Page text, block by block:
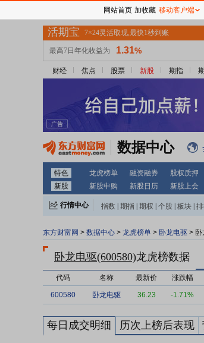
财经 焦点 股票 新股 期指
数据中心
特色 龙虎榜单 融资融券 股权质押
新股
新股申购 新股日历 新股上会
行情中心 指数 期指 期权 个股 板块
东方财富网 > 数据中心 > 龙虎榜单 > 卧龙电驱 > 卧
卧龙电驱(600580)龙虎榜数据
代码 名称 最新价 涨跌幅
600580 卧龙电驱 36.23 -1.71%
每日成交明细 历次上榜后表现
网站首页 加收藏 移动客户端